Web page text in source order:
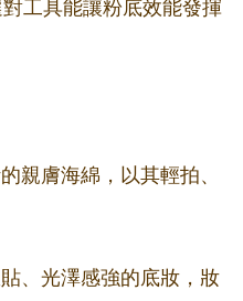
工具能讓粉底效能發揮
親膚海綿，以其輕拍、
、光澤感強的底妝，妝